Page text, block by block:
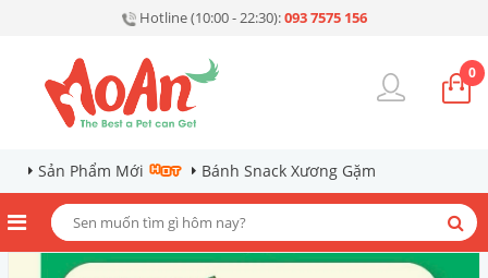
Hotline (10:00 - 22:30):093 7575 156
0
Sản Phẩm Mới Bánh Snack Xương Gặm